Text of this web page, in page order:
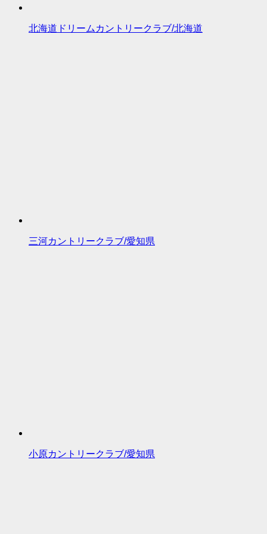
北海道ドリームカントリークラブ/北海道
三河カントリークラブ/愛知県
小原カントリークラブ/愛知県